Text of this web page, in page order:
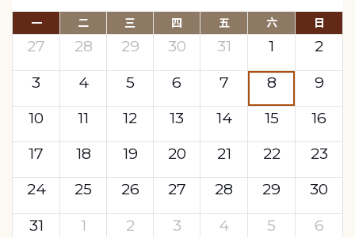
一 二 三 四 五 六 日
27 28 29 30 31 1
2
3
4 5 6 7 8
9
10
11 12 13 14 15
16
17
18 19 20 21 22
23
24
25 26 27 28 29
30
31
1 2 3 4 5 6